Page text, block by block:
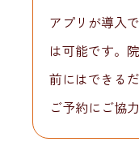
アプリが導入
は可能です。
前にはできる
ご予約にご協